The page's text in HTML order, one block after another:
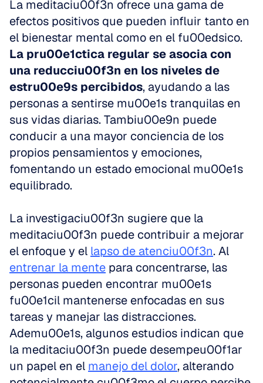
La meditaciu00f3n ofrece una gama de
efectos positivos que pueden influir tanto en
La pru00e1ctica regular se asocia con
una reducciu00f3n en los niveles de
estru00e9s percibidos, ayudando a las
personas a sentirse mu00e1s tranquilas en
sus vidas diarias. Tambiu00e9n puede
conducir a una mayor conciencia de los
propios pensamientos y emociones,
fomentando un estado emocional mu00e1s
equilibrado.
La investigaciu00f3n sugiere que la
meditaciu00f3n puede contribuir a mejorar
el enfoque y el lapso de atenciu00f3n
entrenar la mente para concentrarse, las
personas pueden encontrar mu00e1s
fu00e1cil mantenerse enfocadas en sus
tareas y manejar las distracciones.
Ademu00e1s, algunos estudios indican que
la meditaciu00f3n puede desempeu00f1ar
un papel en el manejo del dolor, alterando